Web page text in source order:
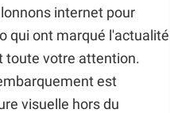
internet pour
qui ont marqué l'actualité
toute votre attention.
est
visuelle hors du